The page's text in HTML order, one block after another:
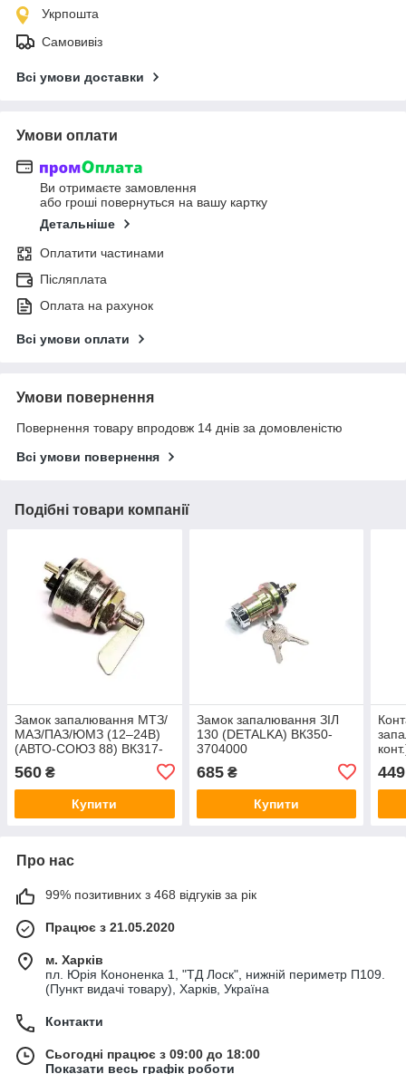
Укрпошта
Самовивіз
Всі умови доставки
Умови оплати
Ви отримаєте замовлення
або гроші повернуться на вашу картку
Детальніше
Оплатити частинами
Післяплата
Оплата на рахунок
Всі умови оплати
Умови повернення
Повернення товару впродовж 14 днів за домовленістю
Всі умови повернення
Подібні товари компанії
Замок запалювання МТЗ/
МАЗ/ПАЗ/ЮМЗ (12–24В)
(АВТО-СОЮЗ 88) ВК317-
560 ₴
Купити
Замок запалювання ЗІЛ
130 (DETALKA) ВК350-
3704000
685₴
Купити
449
Про нас
99% позитивних з 468 відгуків за рік
Працює з 21.05.2020
м. Харків
пл. Юрія Кононенка 1, "ТД Лоск", нижній периметр П109.
(Пункт видачі товару), Харків, Україна
Контакти
Сьогодні працює з 09:00 до 18:00
Показати весь графік роботи